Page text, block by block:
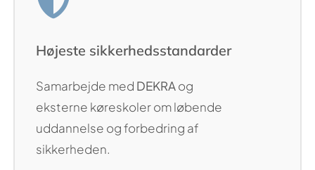
Højeste sikkerhedsstandarder
Samarbejde med DEKRAog
eksterne køreskoler om løbende
uddannelse og forbedring af
sikkerheden.